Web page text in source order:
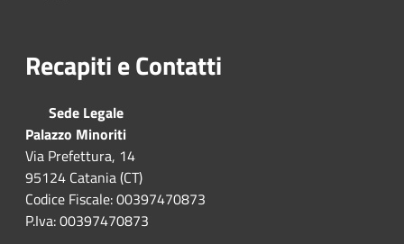
Recapiti e Contatti
Sede Legale
Palazzo Minoriti
Via Prefettura, 14
95124 Catania (CT)
Codice Fiscale: 00397470873
P.Iva: 00397470873